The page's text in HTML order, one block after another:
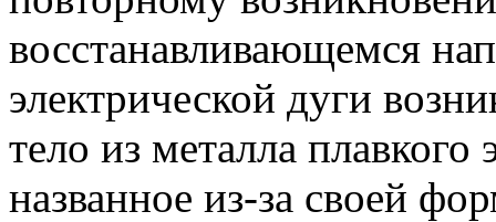
восстанавливающемся
электрической дуги
тело из металла
названное из-за своей